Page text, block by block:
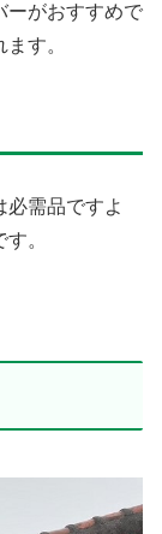
ーがおすすめで
す。
需品ですよ
。